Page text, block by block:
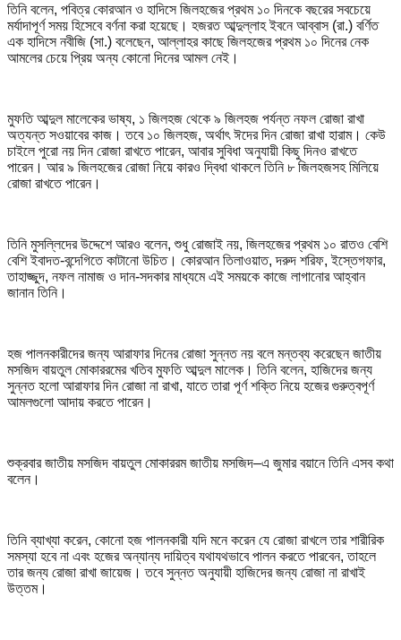
তিনি বলেন, পবিত্র কোরআন ও হাদিসে জিলহজের প্রথম ১০ দিনকে বছরের সবচেয়ে
মর্যাদাপূর্ণ সময় হিসেবে বর্ণনা করা হয়েছে। হজরত আব্দুল্লাহ ইবনে আব্বাস (রা.) বর্ণিত
এক হাদিসে নবীজি (সা.) বলেছেন, আল্লাহর কাছে জিলহজের প্রথম ১০ দিনের নেক
আমলের চেয়ে প্রিয় অন্য কোনো দিনের আমল নেই।
মুফতি আব্দুল মালেকের ভাষ্য, ১ জিলহজ থেকে ৯ জিলহজ পর্যন্ত নফল রোজা রাখা
অত্যন্ত সওয়াবের কাজ। তবে ১০ জিলহজ, অর্থাৎ ঈদের দিন রোজা রাখা হারাম। কেউ
চাইলে পুরো নয় দিন রোজা রাখতে পারেন, আবার সুবিধা অনুযায়ী কিছু দিনও রাখতে
পারেন। আর ৯ জিলহজের রোজা নিয়ে কারও দ্বিধা থাকলে তিনি ৮ জিলহজসহ মিলিয়ে
রোজা রাখতে পারেন।
তিনি মুসল্লিদের উদ্দেশে আরও বলেন, শুধু রোজাই নয়, জিলহজের প্রথম ১০ রাতও বেশি
বেশি ইবাদত-বন্দেগিতে কাটানো উচিত। কোরআন তিলাওয়াত, দরুদ শরিফ, ইস্তেগফার,
তাহাজ্জুদ, নফল নামাজ ও দান-সদকার মাধ্যমে এই সময়কে কাজে লাগানোর আহ্বান
জানান তিনি।
হজ পালনকারীদের জন্য আরাফার দিনের রোজা সুন্নত নয় বলে মন্তব্য করেছেন জাতীয়
মসজিদ বায়তুল মোকাররমের খতিব মুফতি আব্দুল মালেক। তিনি বলেন, হাজিদের জন্য
সুন্নত হলো আরাফার দিন রোজা না রাখা, যাতে তারা পূর্ণ শক্তি নিয়ে হজের গুরুত্বপূর্ণ
আমলগুলো আদায় করতে পারেন।
শুক্রবার জাতীয় মসজিদ বায়তুল মোকাররম জাতীয় মসজিদ–এ জুমার বয়ানে তিনি এসব কথা
বলেন।
তিনি ব্যাখ্যা করেন, কোনো হজ পালনকারী যদি মনে করেন যে রোজা রাখলে তার শারীরিক
সমস্যা হবে না এবং হজের অন্যান্য দায়িত্ব যথাযথভাবে পালন করতে পারবেন, তাহলে
তার জন্য রোজা রাখা জায়েজ। তবে সুন্নত অনুযায়ী হাজিদের জন্য রোজা না রাখাই
উত্তম।